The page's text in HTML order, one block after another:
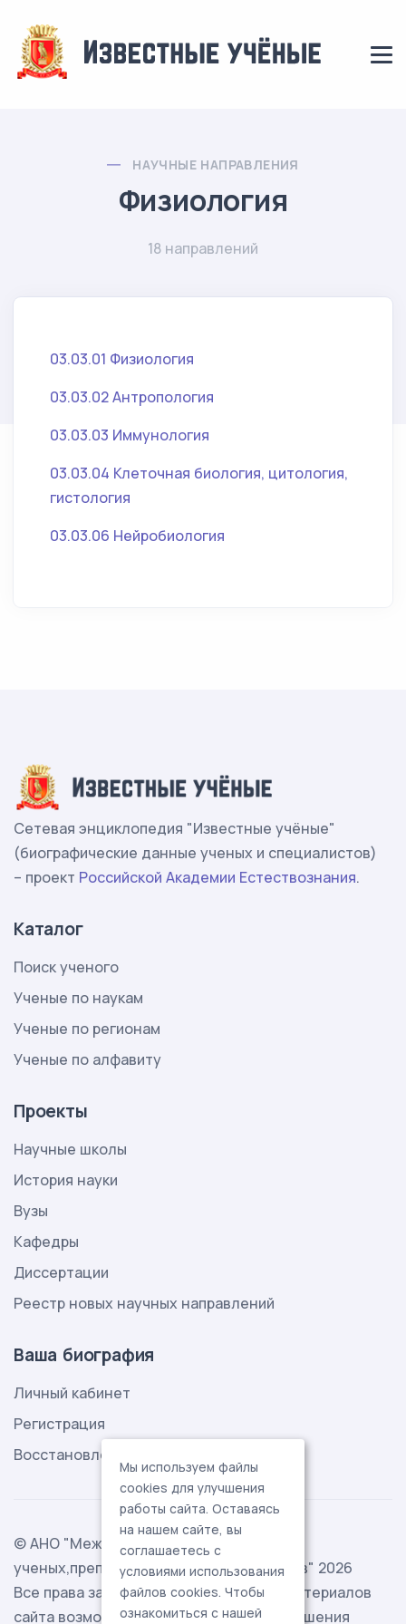
НАУЧНЫЕ НАПРАВЛЕНИЯ
Физиология
18 направлений
03.03.01 Физиология
03.03.02 Антропология
03.03.03 Иммунология
03.03.04 Клеточная биология, цитология,
гистология
03.03.06 Нейробиология
Сетевая энциклопедия "Известные учёные"
(биографические данные ученых и специалистов)
– проект Российской Академии Естествознания.
Каталог
Поиск ученого
Ученые по наукам
Ученые по регионам
Ученые по алфавиту
Проекты
Научные школы
История науки
Вузы
Кафедры
Диссертации
Реестр новых научных направлений
Ваша биография
Личный кабинет
Регистрация
Восстановление пароля
© АНО "Международная ассоциация
ученых,преподавателей и специалистов" 2026
Все права защищены. Использование материалов
сайта возможно исключительно с разрешения
Мы используем файлы
cookies для улучшения
работы сайта. Оставаясь
на нашем сайте, вы
соглашаетесь с
условиями использования
файлов cookies. Чтобы
ознакомиться с нашей